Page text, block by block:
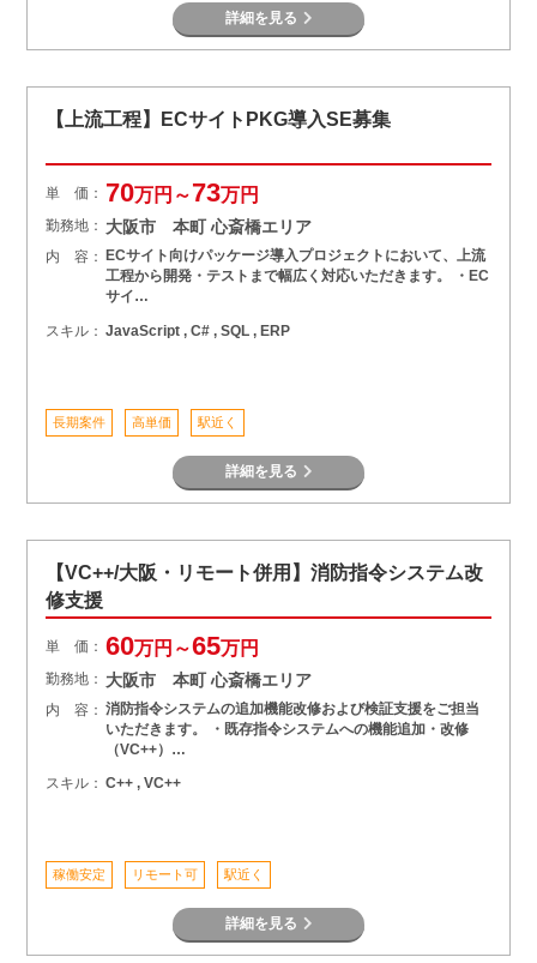
詳細を見る
【上流工程】ECサイトPKG導入SE募集
単 価： 70万円～73万円
勤務地： 大阪市 本町 心斎橋エリア
内 容：
ECサイト向けパッケージ導入プロジェクトにおいて、上流
工程から開発・テストまで幅広く対応いただきます。 ・EC
サイ…
スキル： JavaScript , C# , SQL , ERP
長期案件 高単価 駅近く
詳細を見る
【VC++/大阪・リモート併用】消防指令システム改
修支援
単 価： 60万円～65万円
勤務地： 大阪市 本町 心斎橋エリア
内 容： 消防指令システムの追加機能改修および検証支援をご担当
いただきます。 ・既存指令システムへの機能追加・改修
（VC++）…
スキル： C++ , VC++
稼働安定 リモート可 駅近く
詳細を見る